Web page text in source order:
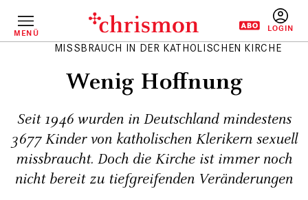
InhaltMENÜ
MISSBRAUCH IN DER KATHOLISCHEN KIRCHE
Wenig Hoffnung
Seit 1946 wurden in Deutschland mindestens
3677 Kinder von katholischen Klerikern sexuell
­missbraucht. Doch die Kirche ist immer noch
nicht bereit zu tief­greifenden Veränderungen